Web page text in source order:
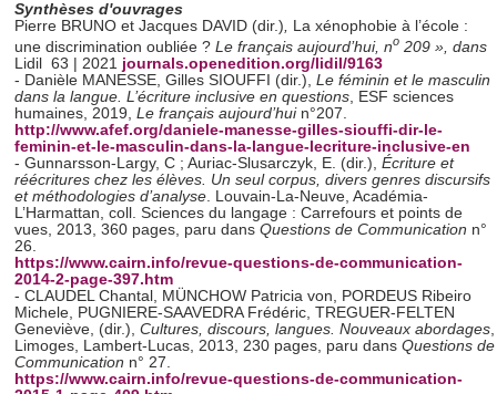
Synthèses d'ouvrages
Pierre BRUNO et Jacques DAVID (dir.), La xénophobie à l’école :
une discrimination oubliée ? Le français aujourd’hui, no 209 », dans
Lidil 63 | 2021 journals.openedition.org/lidil/9163
- Danièle MANESSE, Gilles SIOUFFI (dir.), Le féminin et le masculin
dans la langue. L’écriture inclusive en questions , ESF sciences
humaines, 2019, Le français aujourd’hui n°207.
http://www.afef.org/daniele-manesse-gilles-siouffi-dir-le-
feminin-et-le-masculin-dans-la-langue-lecriture-inclusive-en
- Gunnarsson-Largy, C ; Auriac-Slusarczyk, E. (dir.), Écriture et
réécritures chez les élèves. Un seul corpus, divers genres discursifs
et méthodologies d’analyse . Louvain-La-Neuve, Académia-
L’Harmattan, coll. Sciences du langage : Carrefours et points de
vues, 2013, 360 pages, paru dans Questions de Communication n°
26.
https://www.cairn.info/revue-questions-de-communication-
2014-2-page-397.htm
- CLAUDEL Chantal, MÜNCHOW Patricia von, PORDEUS Ribeiro
Michele, PUGNIERE-SAAVEDRA Frédéric, TREGUER-FELTEN
Geneviève, (dir.), Cultures, discours, langues. Nouveaux abordages
Limoges, Lambert-Lucas, 2013, 230 pages, paru dans Questions de
Communication n° 27.
https://www.cairn.info/revue-questions-de-communication-